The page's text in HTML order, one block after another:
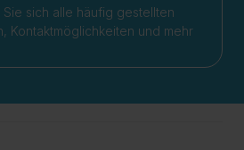
Sie sich alle häufig gestellten
Kontaktmöglichkeiten und mehr